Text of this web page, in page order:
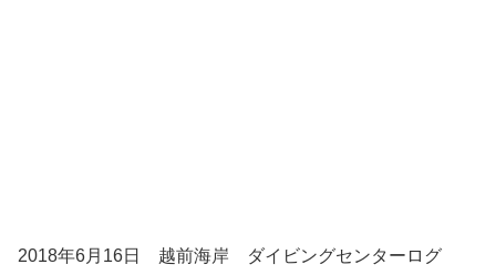
2018年6月16日 越前海岸 ダイビングセンターログ